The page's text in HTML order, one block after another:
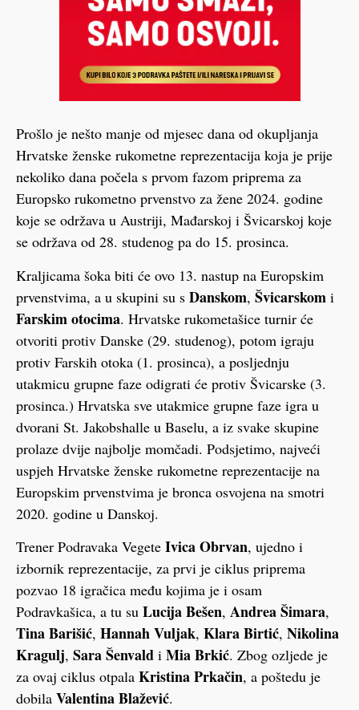
Prošlo je nešto manje od mjesec dana od okupljanja
Hrvatske ženske rukometne reprezentacija koja je prije
nekoliko dana počela s prvom fazom priprema za
Europsko rukometno prvenstvo za žene 2024. godine
koje se održava u Austriji, Mađarskoj i Švicarskoj koje
se održava od 28. studenog pa do 15. prosinca.
Kraljicama šoka biti će ovo 13. nastup na Europskim
prvenstvima, a u skupini su s Danskom, Švicarskom i
Farskim otocima. Hrvatske rukometašice turnir će
otvoriti protiv Danske (29. studenog), potom igraju
protiv Farskih otoka (1. prosinca), a posljednju
utakmicu grupne faze odigrati će protiv Švicarske (3.
prosinca.) Hrvatska sve utakmice grupne faze igra u
dvorani St. Jakobshalle u Baselu, a iz svake skupine
prolaze dvije najbolje momčadi. Podsjetimo, najveći
uspjeh Hrvatske ženske rukometne reprezentacije na
Europskim prvenstvima je bronca osvojena na smotri
2020. godine u Danskoj.
Trener Podravaka Vegete Ivica Obrvan, ujedno i
izbornik reprezentacije, za prvi je ciklus priprema
pozvao 18 igračica među kojima je i osam
Podravkašica, a tu su Lucija Bešen, Andrea Šimara,
Tina Barišić, Hannah Vuljak, Klara Birtić, Nikolina
Kragulj, Sara Šenvald i Mia Brkić. Zbog ozljede je
za ovaj ciklus otpala Kristina Prkačin, a poštedu je
dobila Valentina Blažević.